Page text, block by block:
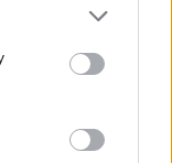
or more Google
You may click to
party tags to
in below Google